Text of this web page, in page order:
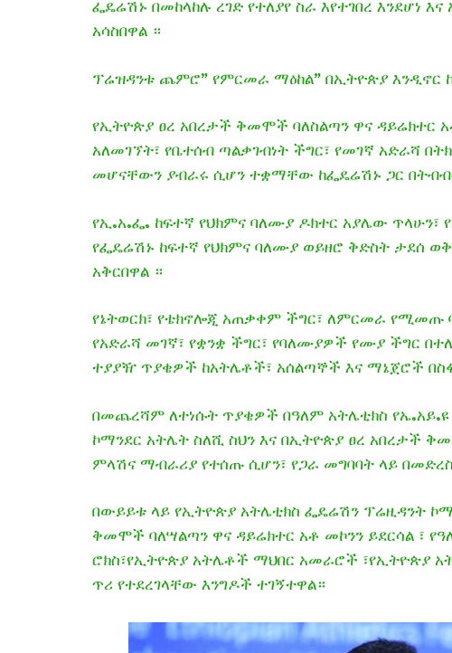
ፌዴሬሽኑ በመከላከሉ ረገድ የተለያየ ስራ እየተገበረ
አሳስበዋል ።
ፕሬዝዳንቱ ጨምሮ” የምርመራ ማዕከል” በኢትዮጵያ እንዲኖር
የኢትዮጵያ ፀረ አበረታች ቅመሞች ባለስልጣን ዋና ዳይሬክተር
አለመገኘት፣ የቤተሰብ ጣልቃገብነት ችግር፣ የመገኛ አድራሻ
መሆናቸውን ያብራሩ ሲሆን ተቋማቸው ከፌዴሬሽኑ ጋር በትብብር
የኢ.አ.ፌ. ከፍተኛ የህክምና ባለሙያ ዶክተር አያሌው ጥላሁን፣
የፌዴሬሽኑ ከፍተኛ የህክምና ባለሙያ ወይዘሮ ቅድስት ታደሰ
አቅርበዋል ።
የኔትወርክ፣ የቴክኖሎጂ አጠቃቀም ችግር፣ ለምርመራ የሚመጡ
የአድራሻ መገኛ፣ የቋንቋ ችግር፣ የባለሙያዎች የሙያ ችግር
ተያያዥ ጥያቄዎች ከአትሌቶች፣ አሰልጣኞች እና ማኔጀሮች
በመጨረሻም ለተነሱት ጥያቄዎች በዓለም አትሌቲክስ
ኮማንደር አትሌት ስለሺ ስህን እና በኢትዮጵያ ፀረ አበረታች
ምላሽና ማብራሪያ የተሰጡ ሲሆን፣ የጋራ መግባባት ላይ
በውይይቱ ላይ የኢትዮጵያ አትሌቲክስ ፌዴሬሽን ፕሬዚዳንት
ቅመሞች ባለሣልጣን ዋና ዳይሬክተር አቶ መኮንን ይደርሳል ፣
ሮክስ፣የኢትዮጵያ አትሌቶች ማህበር አመራሮች ፣የኢትዮጵያ
ጥሪ የተደረገላቸው እንግዶች ተገኝተዋል።